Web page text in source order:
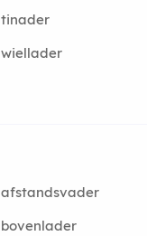
tinader
wiellader
afstandsvader
bovenlader